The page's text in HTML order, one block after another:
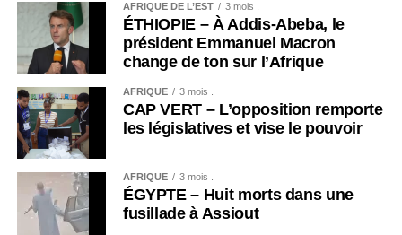
AFRIQUE DE L’EST 3 mois .
ÉTHIOPIE – À Addis-Abeba, le
président Emmanuel Macron
change de ton sur l’Afrique
AFRIQUE 3 mois .
CAP VERT – L’opposition remporte
les législatives et vise le pouvoir
AFRIQUE 3 mois .
ÉGYPTE – Huit morts dans une
fusillade à Assiout